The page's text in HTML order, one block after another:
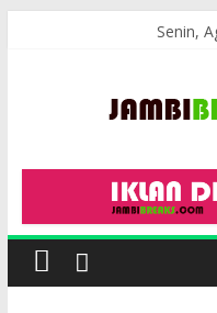
Senin,